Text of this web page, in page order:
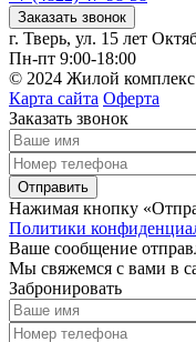
Заказать звонок
г. Тверь, ул. 15 лет
Пн-пт 9:00-18:00
© 2024 Жилой комплекс
Карта сайта Оферта
Заказать звонок
Отправить
Нажимая кнопку
Политики
Ваше сообщение
Мы свяжемся с вами в
Забронировать